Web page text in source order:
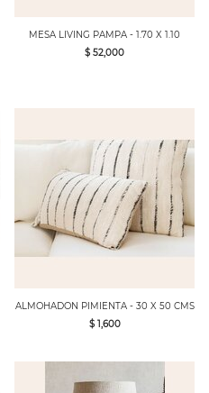
MESA LIVING PAMPA - 1.70 X 1.10
$ 52,000
ALMOHADON PIMIENTA - 30 X 50 CMS
$ 1,600